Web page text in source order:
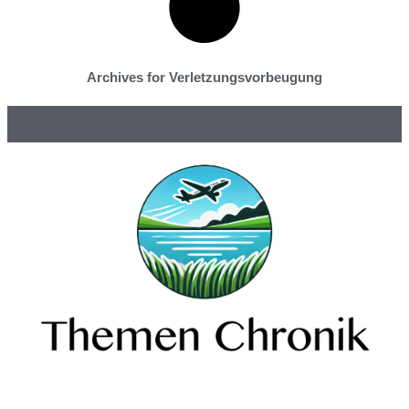
Archives for Verletzungsvorbeugung